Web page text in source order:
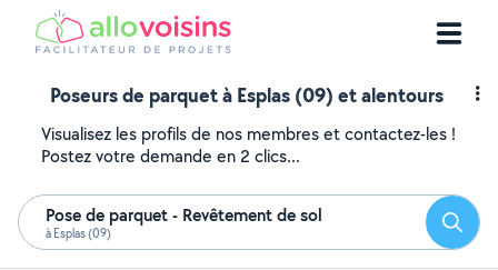
Poseurs de parquet à Esplas (09) et alentours
Visualisez les profils de nos membres et contactez-les !
Postez votre demande en 2 clics...
Pose de parquet - Revêtement de sol
à Esplas (09)